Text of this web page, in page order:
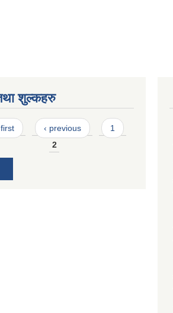
शुल्कहरु
‹ previous
1
2